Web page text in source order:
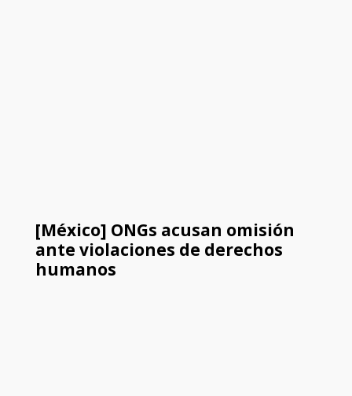
[México] ONGs acusan omisión
ante violaciones de derechos
humanos